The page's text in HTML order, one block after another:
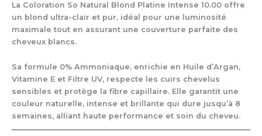
La Coloration So Natural Blond Platine Intense 10.00 offre
un blond ultra-clair et pur, idéal pour une luminosité
maximale tout en assurant une couverture parfaite des
cheveux blancs.
Sa formule 0% Ammoniaque, enrichie en Huile d’Argan,
Vitamine E et Filtre UV, respecte les cuirs chevelus
sensibles et protège la fibre capillaire. Elle garantit une
couleur naturelle, intense et brillante qui dure jusqu’à 8
semaines, alliant haute performance et soin du cheveu.